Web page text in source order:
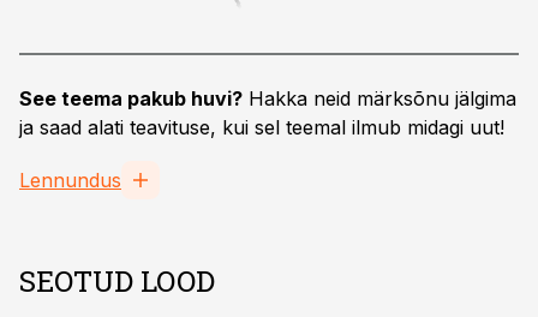
See teema pakub huvi? Hakka neid märksõnu jälgima
ja saad alati teavituse, kui sel teemal ilmub midagi uut!
Lennundus
SEOTUD LOOD